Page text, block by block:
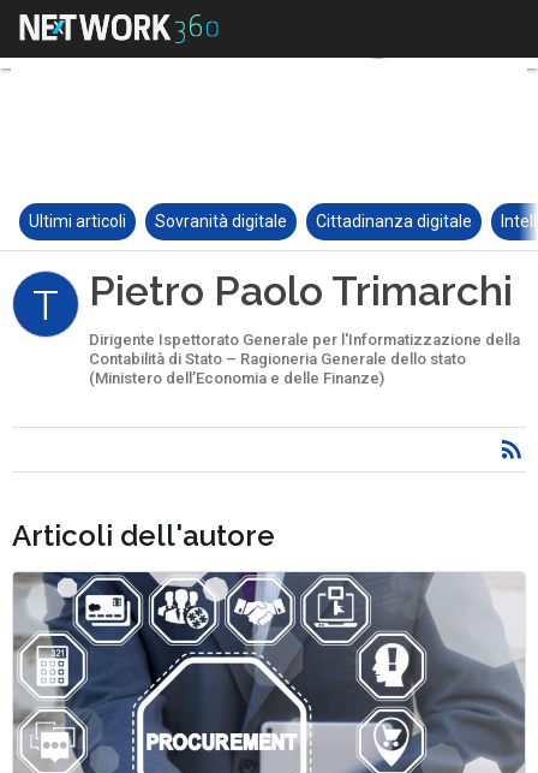
Ultimi articoli Sovranità digitale Cittadinanza digitale
T Pietro Paolo Trimarchi
Dirigente Ispettorato Generale per l'Informatizzazione della
Contabilità di Stato – Ragioneria Generale dello stato
(Ministero dell’Economia e delle Finanze)
Articoli dell'autore